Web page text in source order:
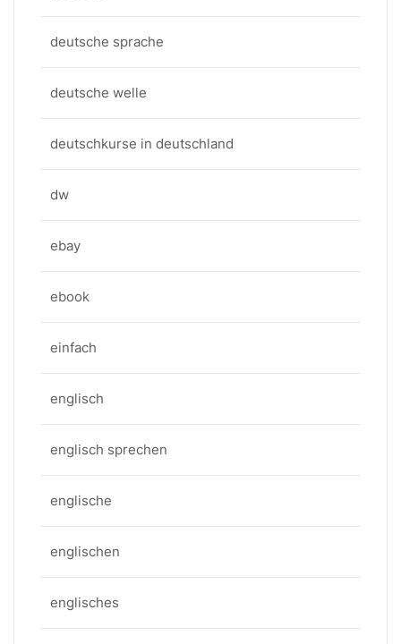
deutsche sprache
deutsche welle
deutschkurse in deutschland
dw
ebay
ebook
einfach
englisch
englisch sprechen
englische
englischen
englisches